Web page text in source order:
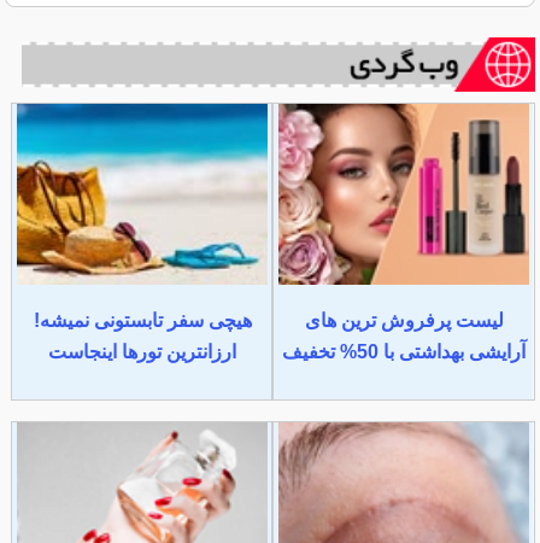
لیست پرفروش ترین های
آرایشی بهداشتی با 50% تخفیف
هیچی سفر تابستونی نمیشه!
ارزانترین تورها اینجاست